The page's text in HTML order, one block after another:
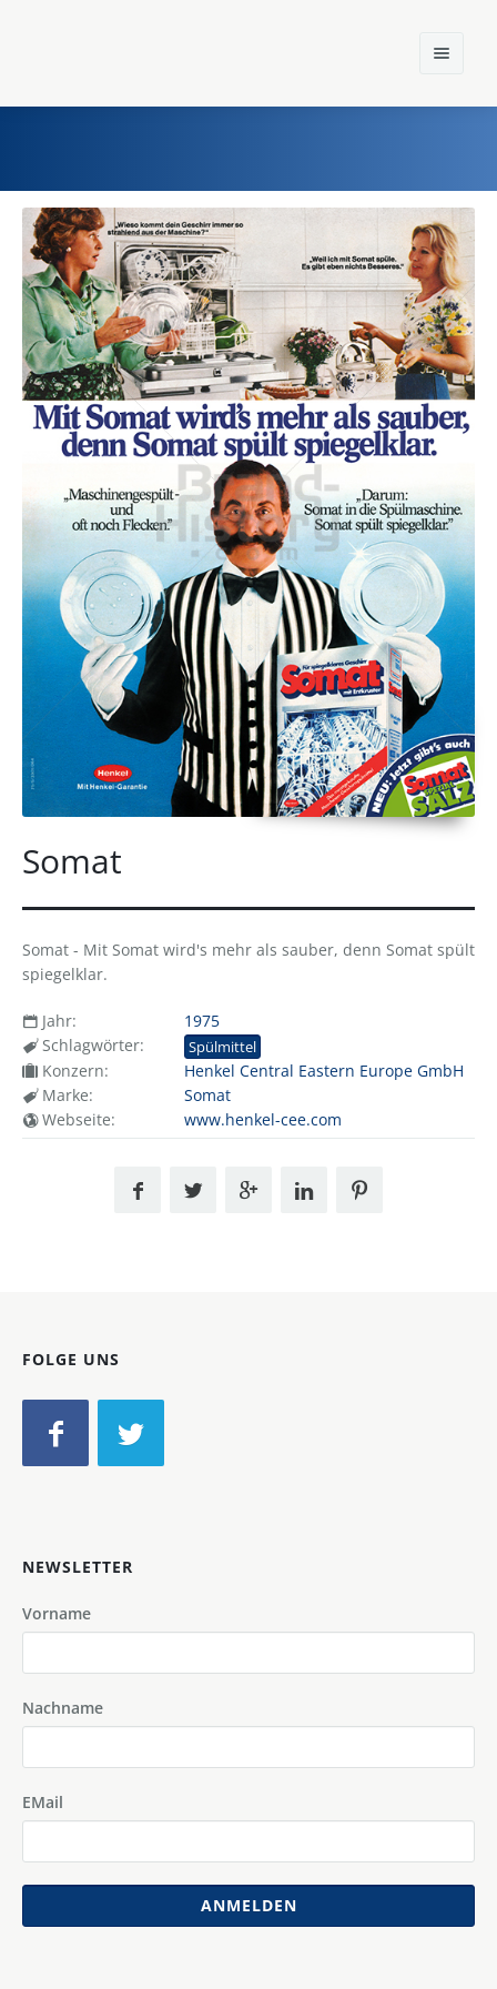
Home
Einst und Heute
Marken
Konzerne
Epoche
Somat
Somat - Mit Somat wird's mehr als sauber, denn Somat spült
spiegelklar.
Jahr:
1975
Schlagwörter:
Spülmittel
Konzern:
Henkel Central Eastern Europe GmbH
Marke:
Somat
Webseite:
www.henkel-cee.com
FOLGE UNS
NEWSLETTER
Vorname
Nachname
EMail
ANMELDEN